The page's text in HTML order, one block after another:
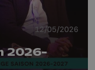
12/05/2026
2026-